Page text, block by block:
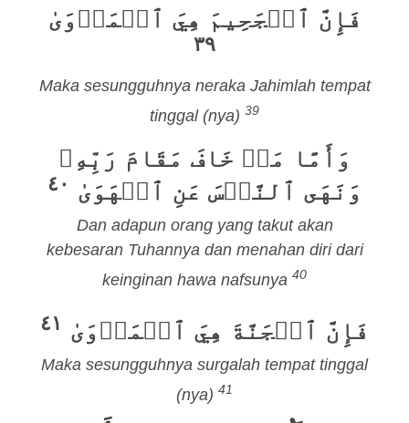
فَإِنَّ ٱلۡجَحِيمَ هِيَ ٱلۡمَأۡوَىٰ
٣٩
Maka sesungguhnya neraka Jahimlah tempat
tinggal (nya) 39
وَأَمَّا مَنۡ خَافَ مَقَامَ رَبِّهِۦ
وَنَهَى ٱلنَّفۡسَ عَنِ ٱلۡهَوَىٰ ٤٠
Dan adapun orang yang takut akan
kebesaran Tuhannya dan menahan diri dari
keinginan hawa nafsunya 40
فَإِنَّ ٱلۡجَنَّةَ هِيَ ٱلۡمَأۡوَىٰ ٤١
Maka sesungguhnya surgalah tempat tinggal
(nya) 41